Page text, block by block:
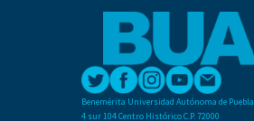
Benemérita Universidad Autónoma de Puebla
4 sur 104 Centro Histórico C.P. 72000